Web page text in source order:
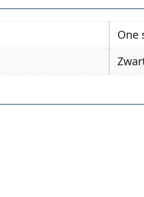
One